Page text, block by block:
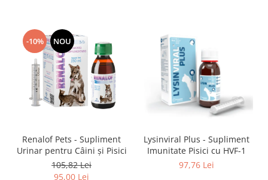
-10% NOU
Renalof Pets - Supliment
Urinar pentru Câini și Pisici
105,82 Lei
95,00 Lei
Lysinviral Plus - Supliment
Imunitate Pisici cu HVF-1
97,76 Lei